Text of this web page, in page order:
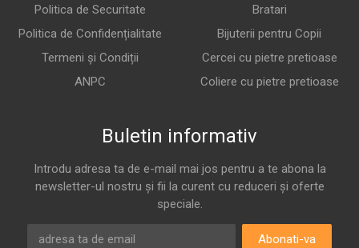
Politica de Securitate
Politica de Confidențialitate
Termeni și Condiții
ANPC
Bratari
Bijuterii pentru Copii
Cercei cu pietre pretioase
Coliere cu pietre pretioase
Buletin informativ
Introdu adresa ta de e-mail mai jos pentru a te abona la
newsletter-ul nostru și fii la curent cu reduceri și oferte
speciale.
Abonati-va